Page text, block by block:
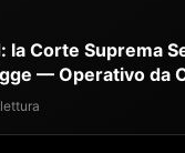
la Corte Suprema
— Operativo da